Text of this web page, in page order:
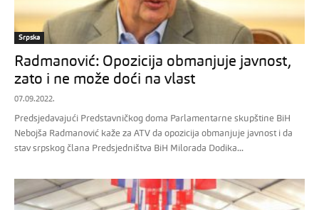
Srpska
Radmanović: Opozicija obmanjuje javnost,
zato i ne može doći na vlast
07.09.2022.
Predsjedavajući Predstavničkog doma Parlamentarne skupštine BiH
Nebojša Radmanović kaže za ATV da opozicija obmanjuje javnost i da
stav srpskog člana Predsjedništva BiH Milorada Dodika...